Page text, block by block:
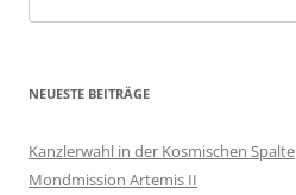
nach:
NEUESTE BEITRÄGE
Kanzlerwahl in der Kosmischen Spalte
Mondmission Artemis II